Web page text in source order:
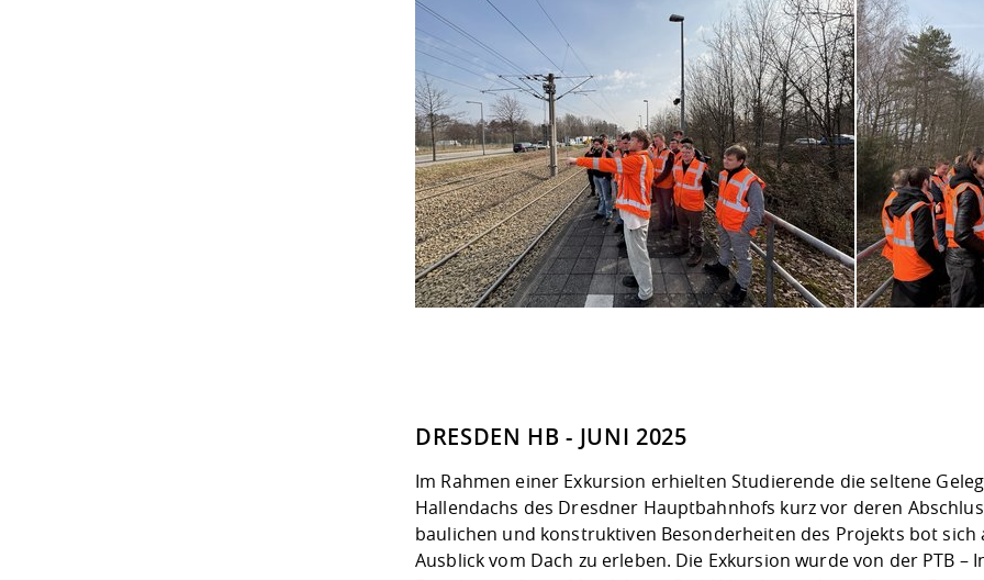
DRESDEN HB - JUNI 2025
Im Rahmen einer Exkursion erhielten Studierende die seltene
Hallendachs des Dresdner Hauptbahnhofs kurz vor deren
baulichen und konstruktiven Besonderheiten des Projekts bot
Ausblick vom Dach zu erleben. Die Exkursion wurde von der PTB